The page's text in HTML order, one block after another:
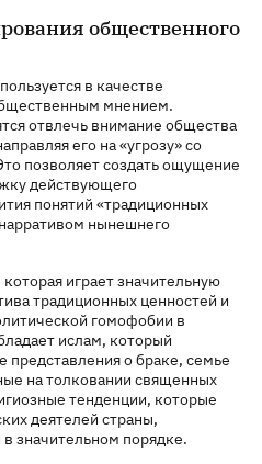
общественного
в качестве
мнением.
отвлечь внимание общества
его на «угрозу» со
позволяет создать ощущение
действующего
понятий «традиционных
нынешнего
играет значительную
традиционных ценностей и
гомофобии в
ислам, который
о браке, семье
на толковании священных
тенденции, которые
деятелей страны,
значительном порядке.